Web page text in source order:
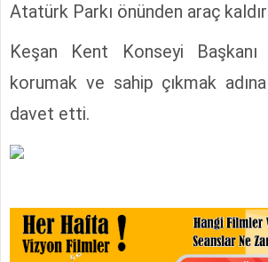
Atatürk Parkı önünden araç
Keşan Kent Konseyi Başkanı
korumak ve sahip çıkmak
davet etti.